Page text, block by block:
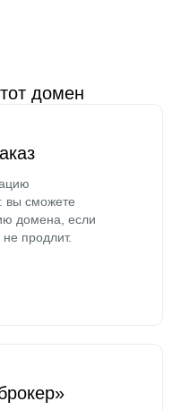
домен
вы сможете
домена, если
продлит.